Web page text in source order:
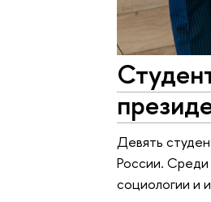
Девять
России. Среди
социологии и